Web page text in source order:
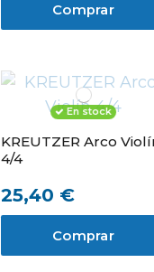
Comprar
En stock
KREUTZER Arco
4/4
25,40 €
Comprar